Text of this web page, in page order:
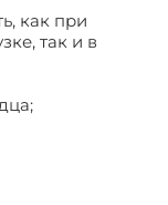
как при
так и в